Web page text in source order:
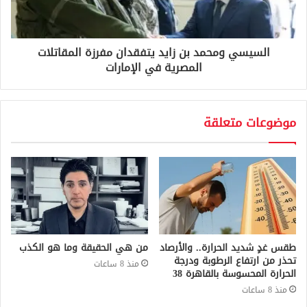
السيسي ومحمد بن زايد يتفقدان مفرزة المقاتلات
المصرية في الإمارات
موضوعات متعلقة
طقس غدٍ شديد الحرارة.. والأرصاد
تحذر من ارتفاع الرطوبة ودرجة
الحرارة المحسوسة بالقاهرة 38
منذ 8 ساعات
من هي الحقيقة وما هو الكذب
منذ 8 ساعات